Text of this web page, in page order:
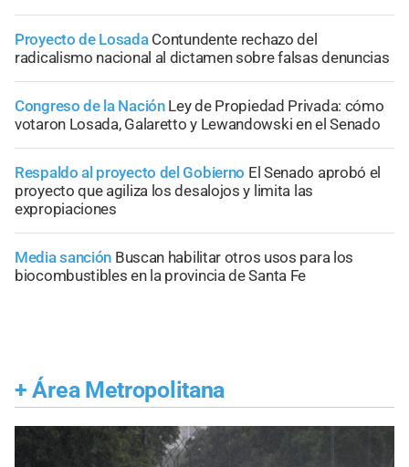
Proyecto de Losada Contundente rechazo del
radicalismo nacional al dictamen sobre falsas denuncias
Congreso de la Nación Ley de Propiedad Privada: cómo
votaron Losada, Galaretto y Lewandowski en el Senado
Respaldo al proyecto del Gobierno El Senado aprobó el
proyecto que agiliza los desalojos y limita las
expropiaciones
Media sanción Buscan habilitar otros usos para los
biocombustibles en la provincia de Santa Fe
+ Área Metropolitana